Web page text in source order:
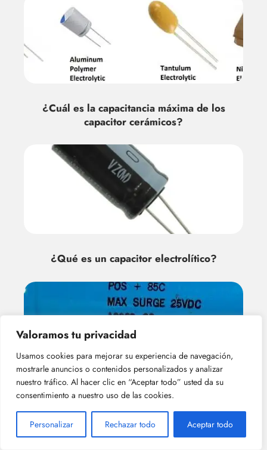
Valoramos tu privacidad
Usamos cookies para mejorar su experiencia de navegación,
mostrarle anuncios o contenidos personalizados y analizar
nuestro tráfico. Al hacer clic en “Aceptar todo” usted da su
consentimiento a nuestro uso de las cookies.
Personalizar Rechazar todo Aceptar todo
¿Cuál es la capacitancia máxima de los
capacitor cerámicos?
¿Qué es un capacitor electrolítico?
¿cuáles son las principales ventajas de
los capacitor electrolíticos?